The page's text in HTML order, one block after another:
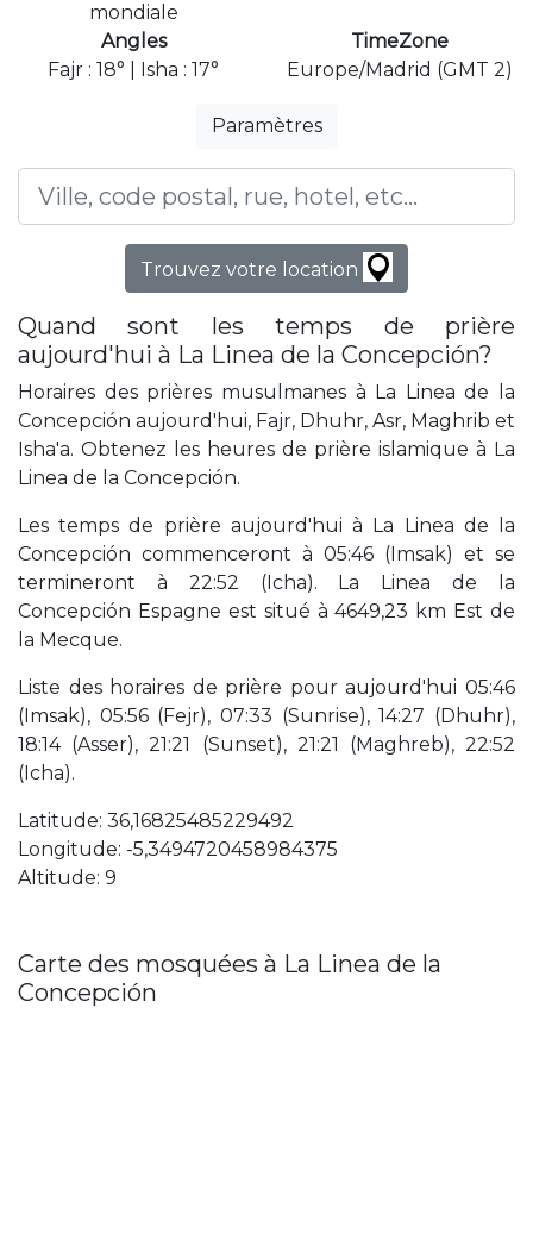
mondiale
Angles
Fajr : 18° | Isha : 17°
TimeZone
Europe/Madrid (GMT 2)
Paramètres
Trouvez votre location
Quand sont les temps de prière
aujourd'hui à La Linea de la Concepción?
Horaires des prières musulmanes à La Linea de la
Concepción aujourd'hui, Fajr, Dhuhr, Asr, Maghrib et
Isha'a. Obtenez les heures de prière islamique à La
Linea de la Concepción.
Les temps de prière aujourd'hui à La Linea de la
Concepción commenceront à 05:46 (Imsak) et se
termineront à 22:52 (Icha). La Linea de la
Concepción Espagne est situé à 4649,23 km Est de
la Mecque.
Liste des horaires de prière pour aujourd'hui 05:46
(Imsak), 05:56 (Fejr), 07:33 (Sunrise), 14:27 (Dhuhr),
18:14 (Asser), 21:21 (Sunset), 21:21 (Maghreb), 22:52
(Icha).
Latitude: 36,16825485229492
Longitude: -5,3494720458984375
Altitude: 9
Carte des mosquées à La Linea de la
Concepción